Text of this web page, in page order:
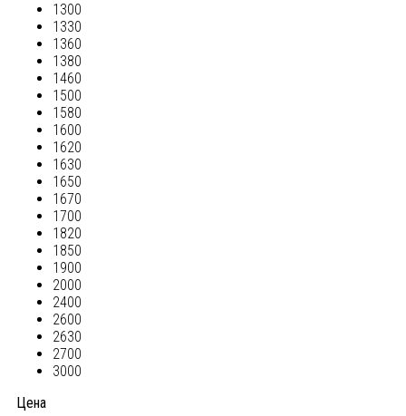
1300
1330
1360
1380
1460
1500
1580
1600
1620
1630
1650
1670
1700
1820
1850
1900
2000
2400
2600
2630
2700
3000
Цена